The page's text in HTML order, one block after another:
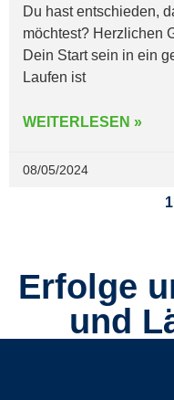
Du hast entschieden,
möchtest? Herzlichen
Dein Start sein in ein
Laufen ist
WEITERLESEN »
08/05/2024
1
Erfolge
und